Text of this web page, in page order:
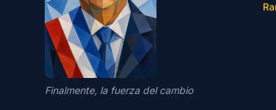
Finalmente, la fuerza del cambio